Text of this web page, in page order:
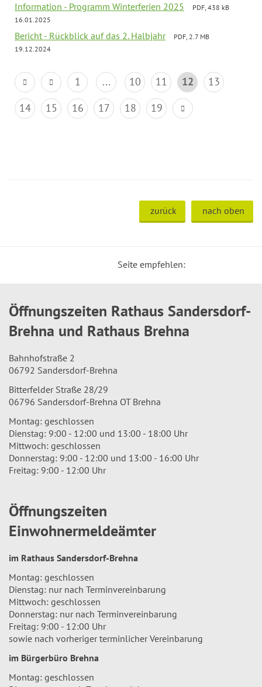
Information - Programm Winterferien 2025
PDF, 438 kB
16.01.2025
Bericht - Rückblick auf das 2. Halbjahr
PDF, 2.7 MB
19.12.2024
1 ... 10 11 12
13
14
15 16 17 18 19
zurück nach oben
Seite empfehlen:
Öffnungszeiten Rathaus Sandersdorf-
Brehna und Rathaus Brehna
Bahnhofstraße 2
06792 Sandersdorf-Brehna
Bitterfelder Straße 28/29
06796 Sandersdorf-Brehna OT Brehna
Montag: geschlossen
Dienstag: 9:00 - 12:00 und 13:00 - 18:00 Uhr
Mittwoch: geschlossen
Donnerstag: 9:00 - 12:00 und 13:00 - 16:00 Uhr
Freitag: 9:00 - 12:00 Uhr
Öffnungszeiten
Einwohnermeldeämter
im Rathaus Sandersdorf-Brehna
Montag: geschlossen
Dienstag: nur nach Terminvereinbarung
Mittwoch: geschlossen
Donnerstag: nur nach Terminvereinbarung
Freitag: 9:00 - 12:00 Uhr
sowie nach vorheriger terminlicher Vereinbarung
im Bürgerbüro Brehna
Montag: geschlossen